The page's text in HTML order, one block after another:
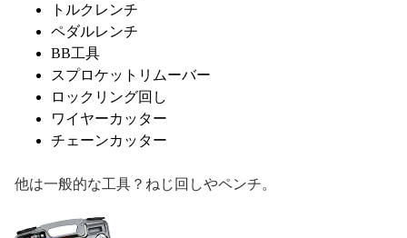
トルクレンチ
ペダルレンチ
BB工具
スプロケットリムーバー
ロックリング回し
ワイヤーカッター
チェーンカッター
他は一般的な工具？ねじ回しやペンチ。